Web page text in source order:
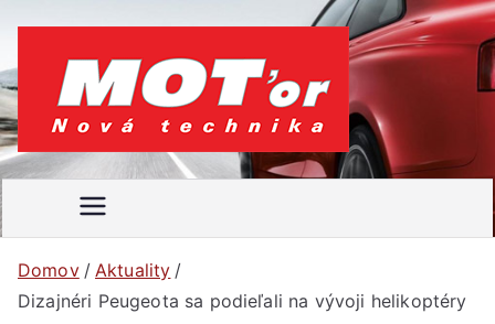
obsah
MOT'
or
Váš
motoristický
časopis
Domov
Aktuality
Dizajnéri Peugeota sa podieľali na vývoji helikoptéry